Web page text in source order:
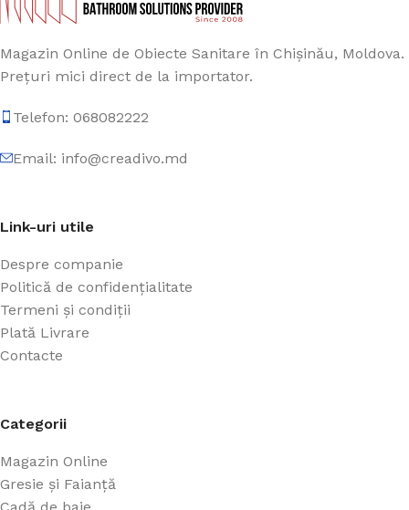
Magazin Online de Obiecte Sanitare în Chișinău, Moldova.
Prețuri mici direct de la importator.
Telefon: 068082222
Email: info@creadivo.md
Link-uri utile
Despre companie
Politică de confidențialitate
Termeni și condiții
Plată Livrare
Contacte
Categorii
Magazin Online
Gresie și Faianță
Cadă de baie